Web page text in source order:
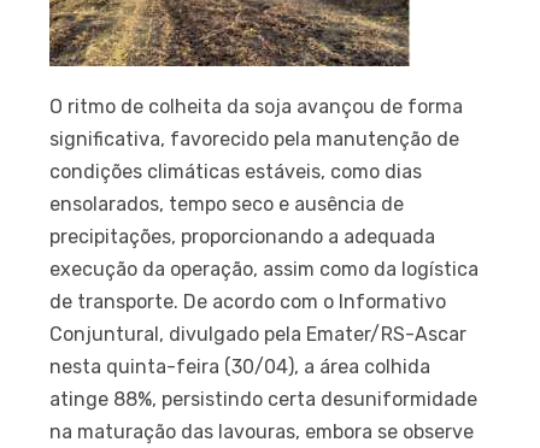
O ritmo de colheita da soja avançou de forma
significativa, favorecido pela manutenção de
condições climáticas estáveis, como dias
ensolarados, tempo seco e ausência de
precipitações, proporcionando a adequada
execução da operação, assim como da logística
de transporte. De acordo com o Informativo
Conjuntural, divulgado pela Emater/RS-Ascar
nesta quinta-feira (30/04), a área colhida
atinge 88%, persistindo certa desuniformidade
na maturação das lavouras, embora se observe